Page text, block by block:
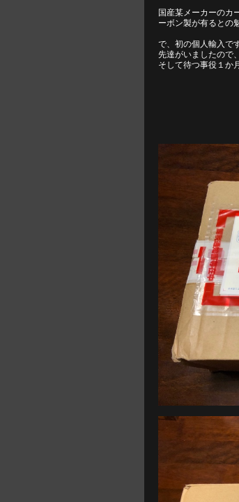
国産某メーカーのカ
ーボン製が有るとの
で、初の個人輸入で
先達がいましたので
そして待つ事役１か